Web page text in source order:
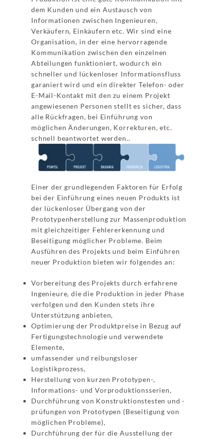
dem Kunden und ein Austausch von
Informationen zwischen Ingenieuren,
Verkäufern, Einkäufern etc. Wir sind eine
Organisation, in der eine hervorragende
Kommunikation zwischen den einzelnen
Abteilungen funktioniert, wodurch ein
schneller und lückenloser Informationsfluss
garaniert wird und ein direkter Telefon- oder
E-Mail-Kontakt mit den zu einem Projekt
angewiesenen Personen stellt es sicher, dass
alle Rückfragen, bei Einführung von
möglichen Änderungen, Korrekturen, etc.
schnell beantwortet werden..
Einer der grundlegenden Faktoren für Erfolg
bei der Einführung eines neuen Produkts ist
der lückenloser Übergang von der
Prototypenherstellung zur Massenproduktion
mit gleichzeitiger Fehlererkennung und
Beseitigung möglicher Probleme. Beim
Ausführen des Projekts und beim Einführen
neuer Produktion bieten wir folgendes an:
Vorbereitung des Projekts durch erfahrene
Ingenieure, die die Produktion in jeder Phase
verfolgen und den Kunden stets ihre
Unterstützung anbieten,
Optimierung der Produktpreise in Bezug auf
Fertigungstechnologie und verwendete
Elemente,
umfassender und reibungsloser
Logistikprozess,
Herstellung von kurzen Prototypen-,
Informations- und Vorproduktionsserien,
Durchführung von Konstruktionstesten und -
prüfungen von Prototypen (Beseitigung von
möglichen Probleme),
Durchführung der für die Ausstellung der